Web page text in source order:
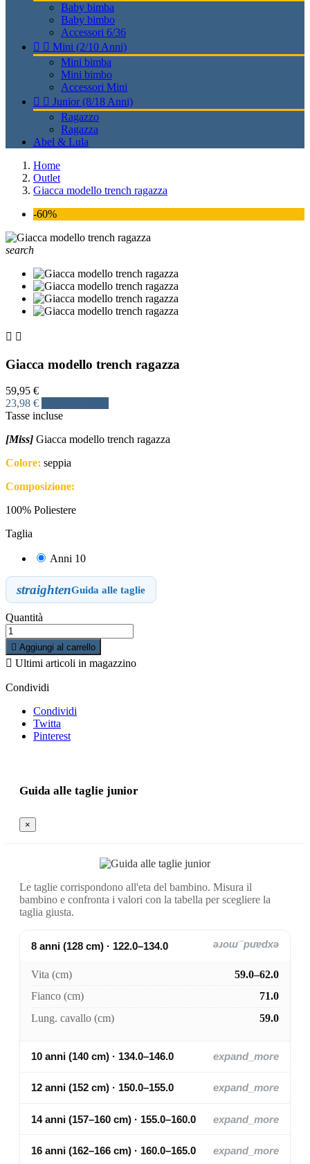
Baby bimba
Baby bimbo
Accessori 6/36
  Mini (2/10 Anni)
Mini bimba
Mini bimbo
Accessori Mini
  Junior (8/18 Anni)
Ragazzo
Ragazza
Abel & Lula
Home
Outlet
Giacca modello trench ragazza
-60%
search
 
Giacca modello trench ragazza
59,95 €
23,98 €
Tasse incluse
[Miss] Giacca modello trench ragazza
Colore: seppia
Composizione:
100% Poliestere
Taglia
Anni 10
straightenGuida alle taglie
Quantità
 Aggiungi al carrello
 Ultimi articoli in magazzino
Condividi
Condividi
Twitta
Pinterest
Guida alle taglie junior
×
Le taglie corrispondono all'eta del bambino. Misura il
bambino e confronta i valori con la tabella per scegliere la
taglia giusta.
8 anni (128 cm) · 122.0–134.0 expand_more
Vita (cm)
59.0–62.0
Fianco (cm)
71.0
Lung. cavallo (cm)
59.0
10 anni (140 cm) · 134.0–146.0 expand_more
12 anni (152 cm) · 150.0–155.0 expand_more
14 anni (157–160 cm) · 155.0–160.0 expand_more
16 anni (162–166 cm) · 160.0–165.0 expand_more